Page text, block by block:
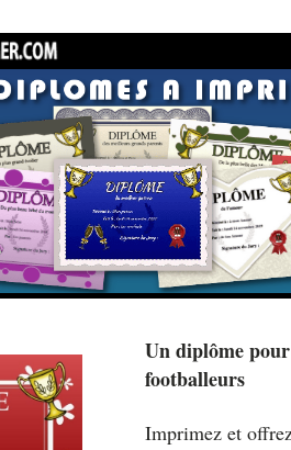
Un diplôme
footballeurs
Imprimez et